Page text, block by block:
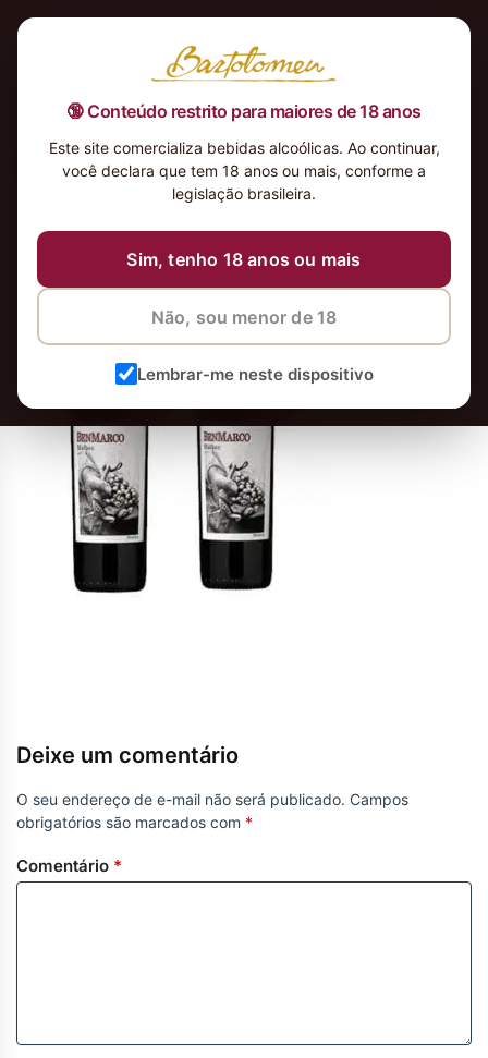
🔞 Conteúdo restrito para maiores de 18 anos
Este site comercializa bebidas alcoólicas. Ao continuar,
você declara que tem 18 anos ou mais, conforme a
legislação brasileira.
Sim, tenho 18 anos ou mais
Não, sou menor de 18
Lembrar-me neste dispositivo
kit_malbec2014
Deixe um comentário
O seu endereço de e-mail não será publicado. Campos
obrigatórios são marcados com *
Comentário *